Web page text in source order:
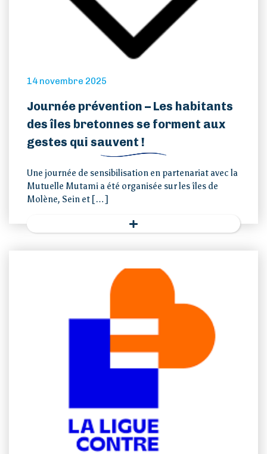
14 novembre 2025
Journée prévention – Les habitants
des îles bretonnes se forment aux
gestes qui sauvent !
Une journée de sensibilisation en partenariat avec la
Mutuelle Mutami a été organisée sur les îles de
Molène, Sein et […]